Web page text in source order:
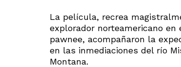
La película, recrea
explorador norteamericano en
pawnee, acompañaron la
en las inmediaciones del río
Montana.